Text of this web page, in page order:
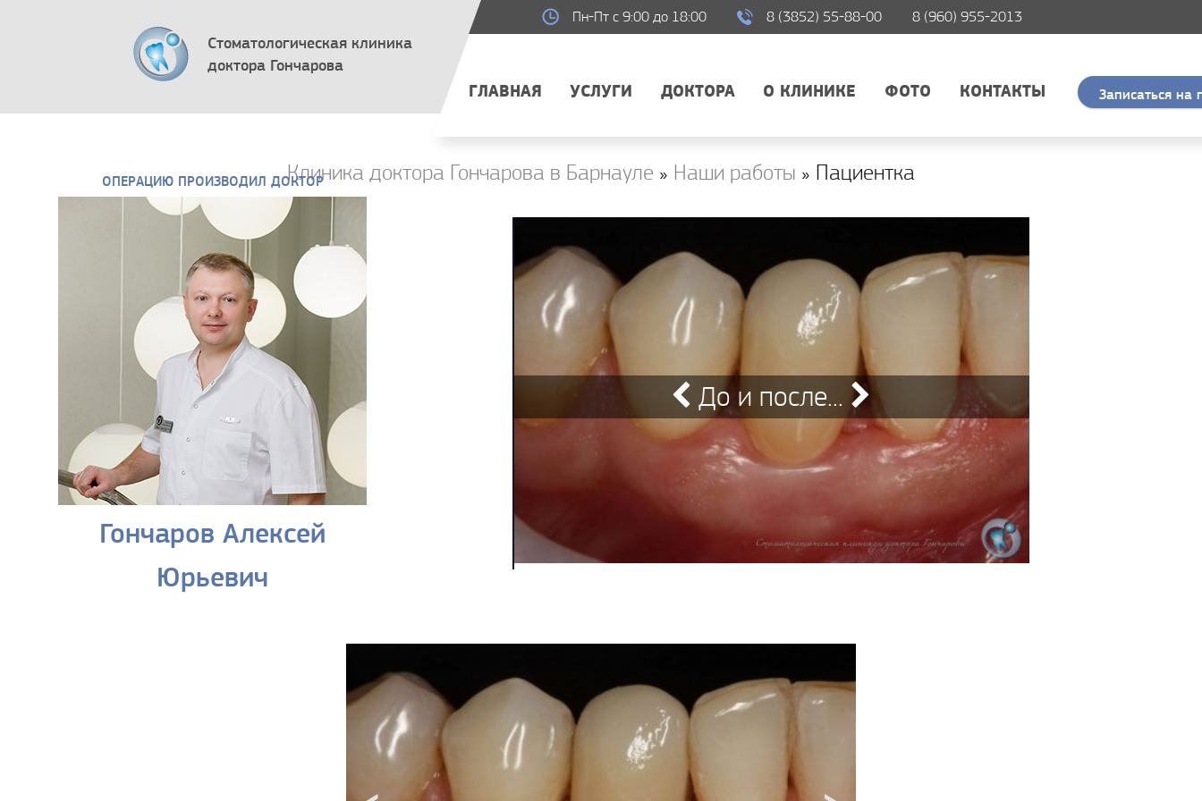
Стоматологическая клиника
доктора Гончарова
Пн-Пт с 9:00 до 18:00 8 (3852) 55-88-00 8 (960) 955-2013
ГЛАВНАЯ УСЛУГИ ДОКТОРА О КЛИНИКЕ ФОТО КОНТАКТЫ Записаться на
Клиника доктора Гончарова в Барнауле » Наши работы » Пациентка
ОПЕРАЦИЮ ПРОИЗВОДИЛ ДОКТОР
Гончаров Алексей
Юрьевич
До и после...